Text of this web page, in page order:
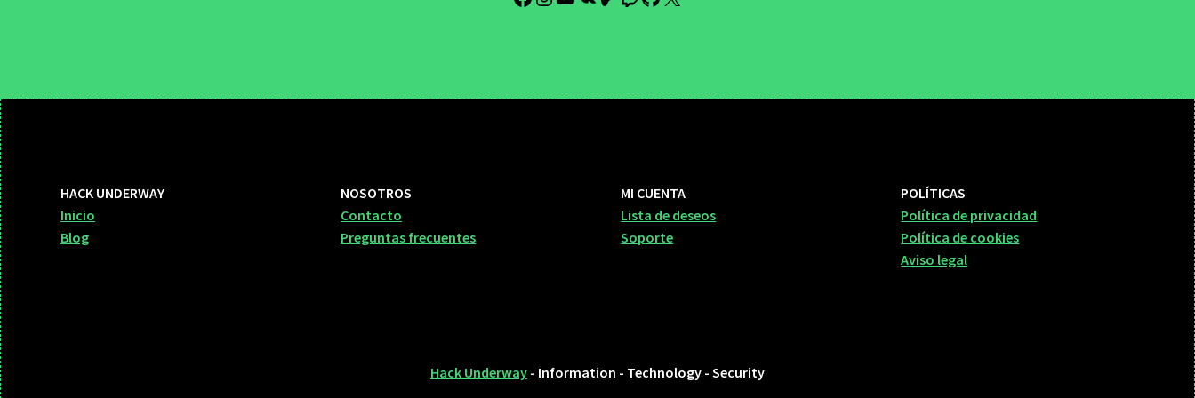
HACK UNDERWAY
Inicio
Blog
NOSOTROS
Contacto
Preguntas frecuentes
MI CUENTA
Lista de deseos
Soporte
POLÍTICAS
Política de privacidad
Política de cookies
Aviso legal
Hack Underway- Information - Technology - Security